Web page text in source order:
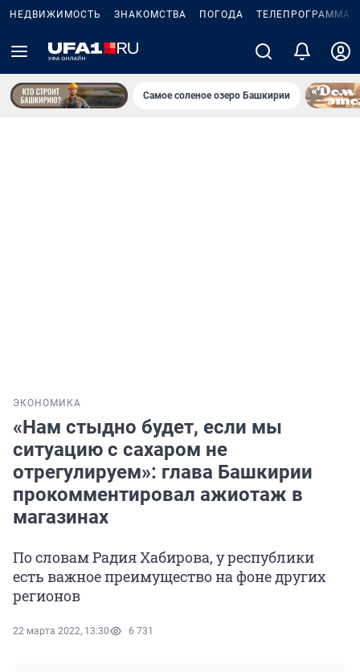
НЕДВИЖИМОСТЬ ЗНАКОМСТВА ПОГОДА ТЕЛЕПРОГРАММА
Самое соленое озеро Башкирии
ЭКОНОМИКА
«Нам стыдно будет, если мы
ситуацию с сахаром не
отрегулируем»: глава Башкирии
прокомментировал ажиотаж в
магазинах
По словам Радия Хабирова, у республики
есть важное преимущество на фоне других
регионов
22 марта 2022, 13:30 6 731